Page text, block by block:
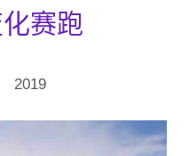
赛跑
2019